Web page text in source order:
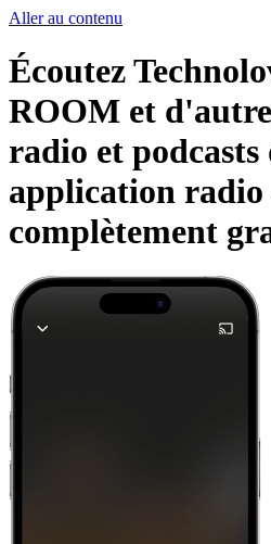
Aller au contenu
Écoutez
ROOM et
radio et podcasts
application radio
complètement